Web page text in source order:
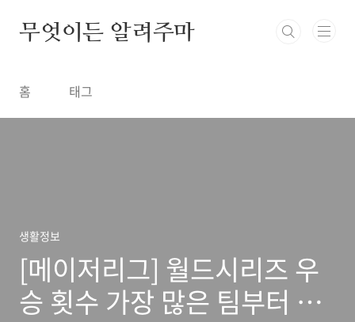
무엇이든 알려주마
홈 태그
생활정보
[메이저리그] 월드시리즈 우
승 횟수 가장 많은 팀부터 적